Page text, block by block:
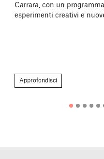
Carrara, con un
esperimenti creativi e
Approfondisci